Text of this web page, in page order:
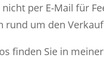
nicht per E-Mail für
rund um den
finden Sie in